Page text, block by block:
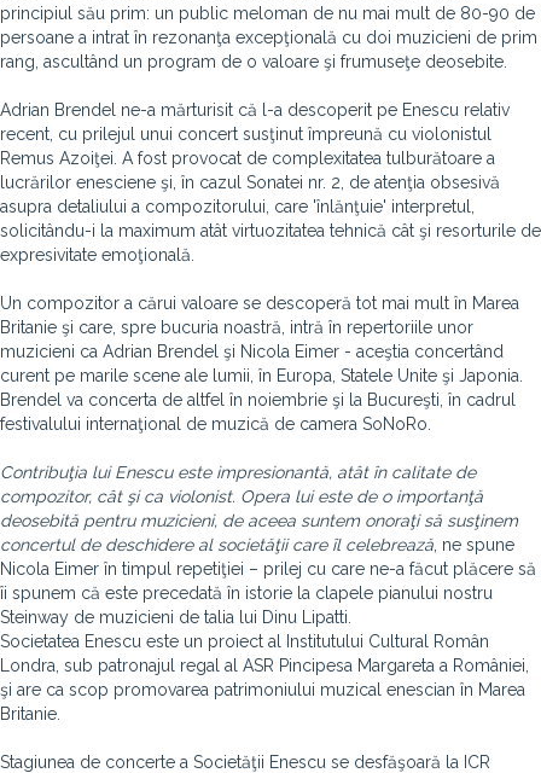
principiul său prim: un public meloman de nu mai mult de 80-90 de
persoane a intrat în rezonanţa excepţională cu doi muzicieni de prim
rang, ascultând un program de o valoare şi frumuseţe deosebite.
Adrian Brendel ne-a mărturisit că l-a descoperit pe Enescu relativ
recent, cu prilejul unui concert susţinut împreună cu violonistul
Remus Azoiţei. A fost provocat de complexitatea tulburătoare a
lucrărilor enesciene şi, în cazul Sonatei nr. 2, de atenţia obsesivă
asupra detaliului a compozitorului, care 'înlănţuie' interpretul,
solicitându-i la maximum atât virtuozitatea tehnică cât şi resorturile de
expresivitate emoţională.
Un compozitor a cărui valoare se descoperă tot mai mult în Marea
Britanie şi care, spre bucuria noastră, intră în repertoriile unor
muzicieni ca Adrian Brendel şi Nicola Eimer - aceştia concertând
curent pe marile scene ale lumii, în Europa, Statele Unite şi Japonia.
Brendel va concerta de altfel în noiembrie şi la Bucureşti, în cadrul
festivalului internaţional de muzică de camera SoNoRo.
Contribuţia lui Enescu este impresionantă, atât în calitate de
compozitor, cât şi ca violonist. Opera lui este de o importanţă
deosebită pentru muzicieni, de aceea suntem onoraţi să susţinem
concertul de deschidere al societăţii care îl celebrează , ne spune
Nicola Eimer în timpul repetiţiei – prilej cu care ne-a făcut plăcere să
îi spunem că este precedată în istorie la clapele pianului nostru
Steinway de muzicieni de talia lui Dinu Lipatti.
Societatea Enescu este un proiect al Institutului Cultural Român
Londra, sub patronajul regal al ASR Pincipesa Margareta a României,
şi are ca scop promovarea patrimoniului muzical enescian în Marea
Britanie.
Stagiunea de concerte a Societăţii Enescu se desfăşoară la ICR